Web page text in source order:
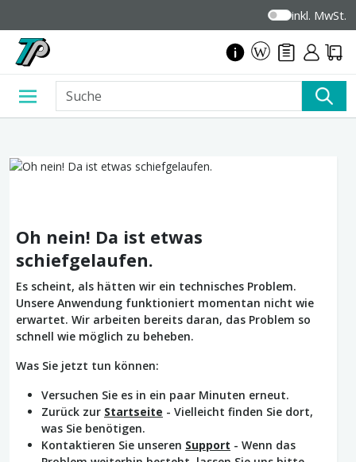
inkl. MwSt.
Oh nein! Da ist etwas
schiefgelaufen.
Es scheint, als hätten wir ein technisches Problem.
Unsere Anwendung funktioniert momentan nicht wie
erwartet. Wir arbeiten bereits daran, das Problem so
schnell wie möglich zu beheben.
Was Sie jetzt tun können:
Versuchen Sie es in ein paar Minuten erneut.
Zurück zur Startseite - Vielleicht finden Sie dort,
was Sie benötigen.
Kontaktieren Sie unseren Support - Wenn das